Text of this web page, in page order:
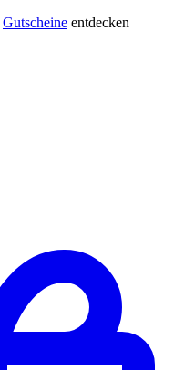
Gutscheine entdecken